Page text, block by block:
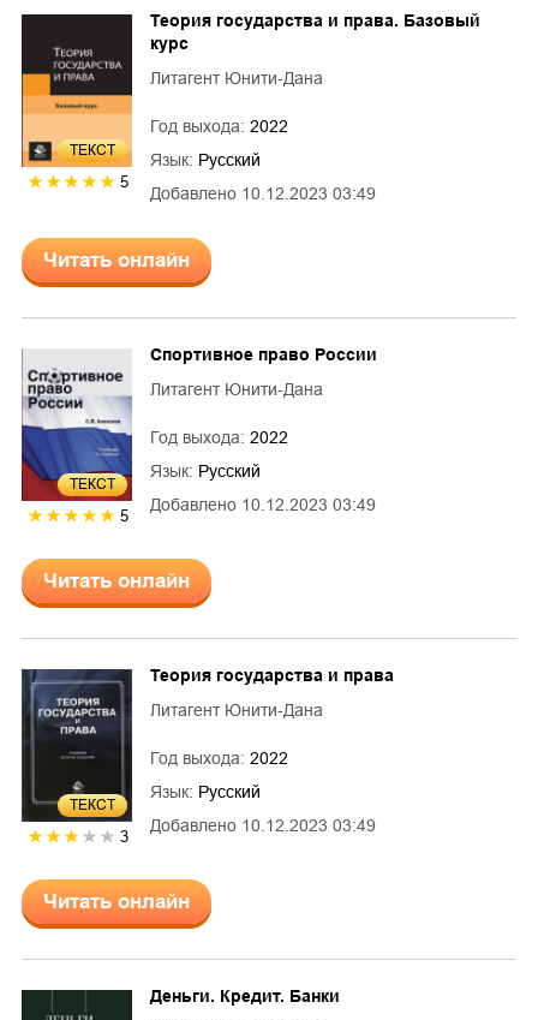
ТЕКСТ
5
Добавлено 10.12.2023 03:49
Теория государства и права. Базовый
курс
Литагент Юнити-Дана
Год выхода: 2022
Язык: Русский
Читать онлайн
ТЕКСТ
5
Добавлено 10.12.2023 03:49
Спортивное право России
Литагент Юнити-Дана
Год выхода: 2022
Язык: Русский
Читать онлайн
ТЕКСТ
3
Добавлено 10.12.2023 03:49
Теория государства и права
Литагент Юнити-Дана
Год выхода: 2022
Язык: Русский
Читать онлайн
Деньги. Кредит. Банки